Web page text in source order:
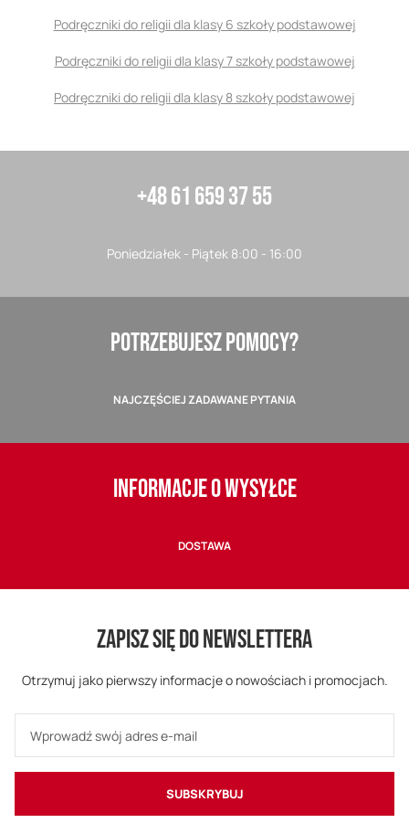
Podręczniki do religii dla klasy 6 szkoły podstawowej
Podręczniki do religii dla klasy 7 szkoły podstawowej
Podręczniki do religii dla klasy 8 szkoły podstawowej
+48 61 659 37 55
Poniedziałek - Piątek 8:00 - 16:00
POTRZEBUJESZ POMOCY?
NAJCZĘŚCIEJ ZADAWANE PYTANIA
INFORMACJE O WYSYŁCE
DOSTAWA
ZAPISZ SIĘ DO NEWSLETTERA
Otrzymuj jako pierwszy informacje o nowościach i promocjach.
SUBSKRYBUJ